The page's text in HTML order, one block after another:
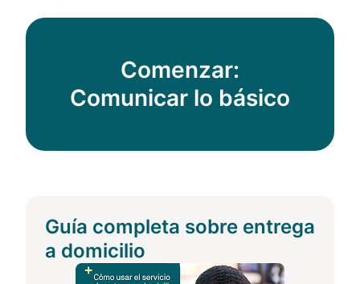
Comenzar:
Comunicar lo básico
Guía completa sobre entrega
a domicilio